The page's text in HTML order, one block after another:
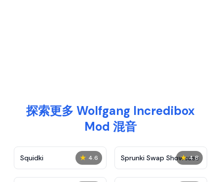
探索更多 Wolfgang Incredibox
Mod 混音
★ 4.6
Squidki ★ 4.8
Sprunki Swap Showcase